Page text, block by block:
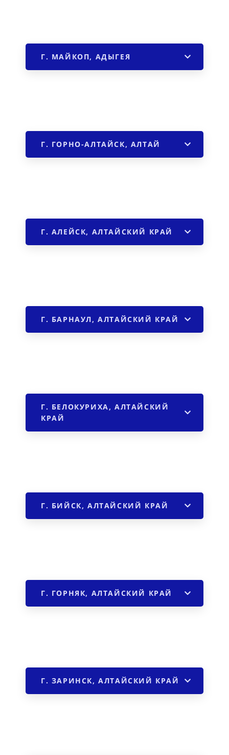
Г. МАЙКОП, АДЫГЕЯ
Г. ГОРНО-АЛТАЙСК, АЛТАЙ
Г. АЛЕЙСК, АЛТАЙСКИЙ КРАЙ
Г. БАРНАУЛ, АЛТАЙСКИЙ КРАЙ
Г. БЕЛОКУРИХА, АЛТАЙСКИЙ
КРАЙ
Г. БИЙСК, АЛТАЙСКИЙ КРАЙ
Г. ГОРНЯК, АЛТАЙСКИЙ КРАЙ
Г. ЗАРИНСК, АЛТАЙСКИЙ КРАЙ